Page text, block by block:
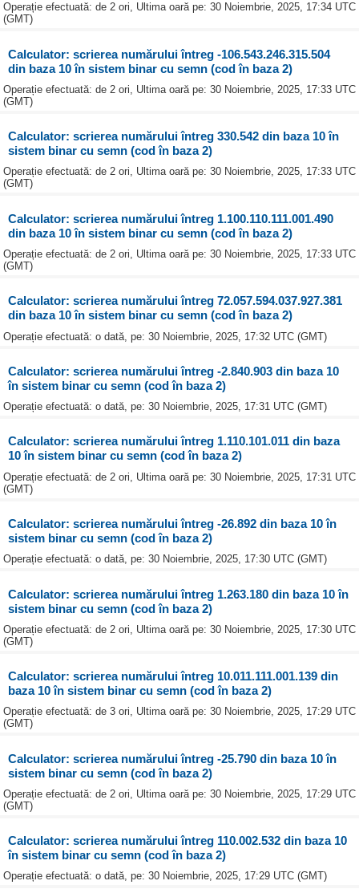
Operație efectuată: de 2 ori, Ultima oară pe: 30 Noiembrie, 2025, 17:34 UTC
(GMT)
Calculator: scrierea numărului întreg -106.543.246.315.504
din baza 10 în sistem binar cu semn (cod în baza 2)
Operație efectuată: de 2 ori, Ultima oară pe: 30 Noiembrie, 2025, 17:33 UTC
(GMT)
Calculator: scrierea numărului întreg 330.542 din baza 10 în
sistem binar cu semn (cod în baza 2)
Operație efectuată: de 2 ori, Ultima oară pe: 30 Noiembrie, 2025, 17:33 UTC
(GMT)
Calculator: scrierea numărului întreg 1.100.110.111.001.490
din baza 10 în sistem binar cu semn (cod în baza 2)
Operație efectuată: de 2 ori, Ultima oară pe: 30 Noiembrie, 2025, 17:33 UTC
(GMT)
Calculator: scrierea numărului întreg 72.057.594.037.927.381
din baza 10 în sistem binar cu semn (cod în baza 2)
Operație efectuată: o dată, pe: 30 Noiembrie, 2025, 17:32 UTC (GMT)
Calculator: scrierea numărului întreg -2.840.903 din baza 10
în sistem binar cu semn (cod în baza 2)
Operație efectuată: o dată, pe: 30 Noiembrie, 2025, 17:31 UTC (GMT)
Calculator: scrierea numărului întreg 1.110.101.011 din baza
10 în sistem binar cu semn (cod în baza 2)
Operație efectuată: de 2 ori, Ultima oară pe: 30 Noiembrie, 2025, 17:31 UTC
(GMT)
Calculator: scrierea numărului întreg -26.892 din baza 10 în
sistem binar cu semn (cod în baza 2)
Operație efectuată: o dată, pe: 30 Noiembrie, 2025, 17:30 UTC (GMT)
Calculator: scrierea numărului întreg 1.263.180 din baza 10 în
sistem binar cu semn (cod în baza 2)
Operație efectuată: de 2 ori, Ultima oară pe: 30 Noiembrie, 2025, 17:30 UTC
(GMT)
Calculator: scrierea numărului întreg 10.011.111.001.139 din
baza 10 în sistem binar cu semn (cod în baza 2)
Operație efectuată: de 3 ori, Ultima oară pe: 30 Noiembrie, 2025, 17:29 UTC
(GMT)
Calculator: scrierea numărului întreg -25.790 din baza 10 în
sistem binar cu semn (cod în baza 2)
Operație efectuată: de 2 ori, Ultima oară pe: 30 Noiembrie, 2025, 17:29 UTC
(GMT)
Calculator: scrierea numărului întreg 110.002.532 din baza 10
în sistem binar cu semn (cod în baza 2)
Operație efectuată: o dată, pe: 30 Noiembrie, 2025, 17:29 UTC (GMT)